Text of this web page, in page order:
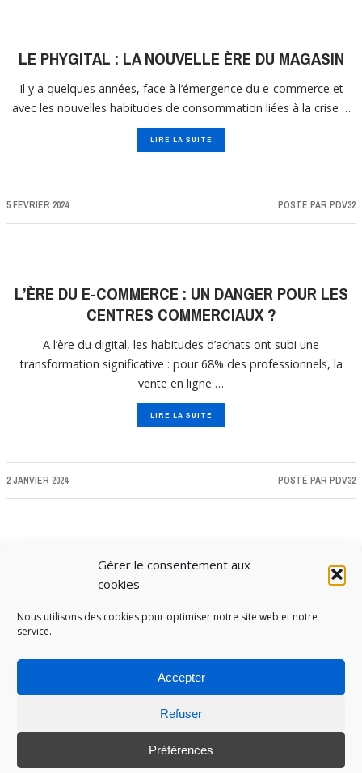
Gérer le consentement aux
cookies
Nous utilisons des cookies pour optimiser notre site web et notre
service.
Accepter
Refuser
Préférences
LE PHYGITAL : LA NOUVELLE ÈRE DU MAGASIN
Il y a quelques années, face à l’émergence du e-commerce et
avec les nouvelles habitudes de consommation liées à la crise …
LIRE LA SUITE
5 FÉVRIER 2024 POSTÉ PAR PDV32
L’ÈRE DU E-COMMERCE : UN DANGER POUR LES
CENTRES COMMERCIAUX ?
A l’ère du digital, les habitudes d’achats ont subi une
transformation significative : pour 68% des professionnels, la
vente en ligne …
LIRE LA SUITE
2 JANVIER 2024 POSTÉ PAR PDV32
MEDIA INSTITUTE
STRATÉGIE MARKETING & DIGITALE © TOUS DROITS RÉSERVÉS 2017-2025
-POLITIQUE DE COOKIES